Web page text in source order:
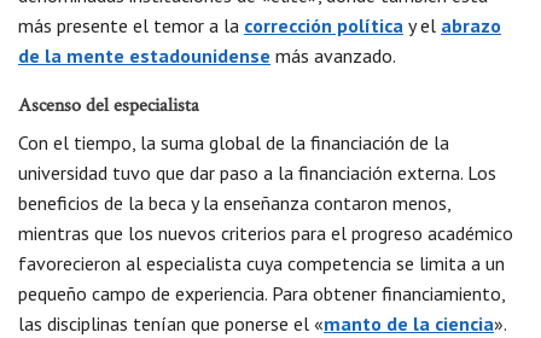
más presente el temor a la corrección política y el abrazo
de la mente estadounidense más avanzado.
Ascenso del especialista
Con el tiempo, la suma global de la financiación de la
universidad tuvo que dar paso a la financiación externa. Los
beneficios de la beca y la enseñanza contaron menos,
mientras que los nuevos criterios para el progreso académico
favorecieron al especialista cuya competencia se limita a un
pequeño campo de experiencia. Para obtener financiamiento,
las disciplinas tenían que ponerse el «manto de la ciencia».